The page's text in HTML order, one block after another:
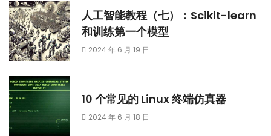
人工智能教程（七）：Scikit-learn
和训练第一个模型
2024 年 6 月 19 日
10 个常见的 Linux 终端仿真器
2024 年 6 月 18 日